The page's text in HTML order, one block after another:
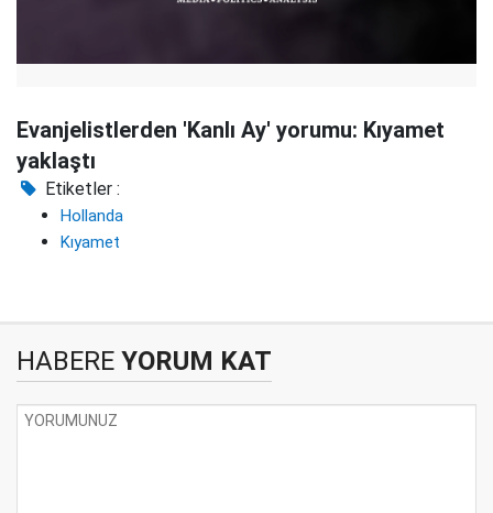
Evanjelistlerden 'Kanlı Ay' yorumu: Kıyamet
yaklaştı
Etiketler :
Hollanda
Kıyamet
HABERE YORUM KAT